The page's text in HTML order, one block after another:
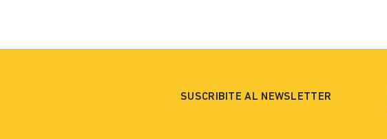
SUSCRIBITE AL NEWSLETTER